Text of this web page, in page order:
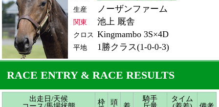
RACE ENTRY & RACE RESULTS
出走日/天候
コース/馬場状態
レース名
番
頭
人
着
斤量
体重
(着差)
備考
25/10/13 (月) 曇
東京7R ダ2100良
2
4
16
8
荻野極
56
2:13.7
(0.6)
25/6/8 (日) 曇
東京2R ダ2100良
3歳未勝利
6
11
16
3
1 矢野
57
474
2:12.6
(0.1)